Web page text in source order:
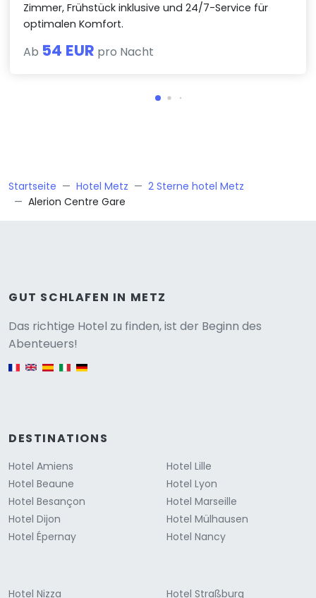
Zimmer, Frühstück inklusive und 24/7-Service für
optimalen Komfort.
Ab 54 EUR pro Nacht
Startseite Hotel Metz
2 Sterne hotel Metz
Alerion Centre Gare
GUT SCHLAFEN IN METZ
Das richtige Hotel zu finden, ist der Beginn des
Abenteuers!
English version
DESTINATIONS
Hotel Amiens
Hotel Beaune
Hotel Besançon
Hotel Dijon
Hotel Épernay
Hotel Lille
Hotel Lyon
Hotel Marseille
Hotel Mülhausen
Hotel Nancy
Hotel Nizza Hotel Straßburg